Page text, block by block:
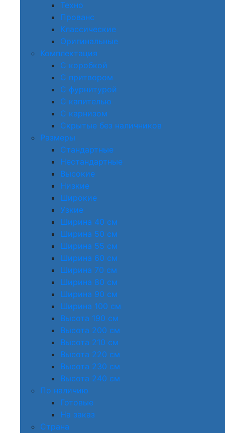
Техно
Прованс
Классические
Оригинальные
Комплектация
С коробкой
С притвором
С фурнитурой
С капителью
С карнизом
Скрытые без наличников
Размеры
Стандартные
Нестандартные
Высокие
Низкие
Широкие
Узкие
Ширина 40 см
Ширина 50 см
Ширина 55 см
Ширина 60 см
Ширина 70 см
Ширина 80 см
Ширина 90 см
Ширина 100 см
Высота 190 см
Высота 200 см
Высота 210 см
Высота 220 см
Высота 230 см
Высота 240 см
По наличию
Готовые
На заказ
Страна